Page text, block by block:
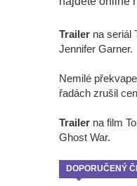
Trailer na seriál
Jennifer Garner.
Nemilé
řadách zrušil
Trailer na film
Ghost War.
DOPORUČENÝ